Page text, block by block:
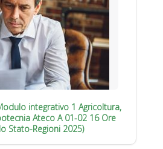
integrativo 1 Agricoltura,
Ateco A 01-02 16 Ore
Stato-Regioni 2025)